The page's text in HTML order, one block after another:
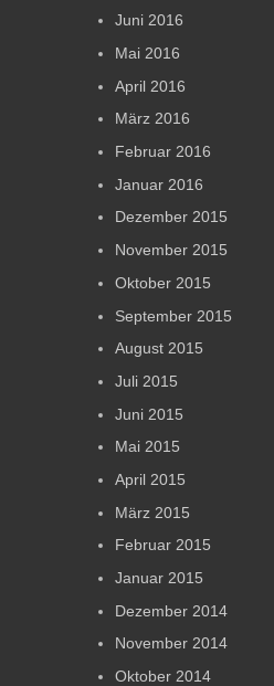
Juni 2016
Mai 2016
April 2016
März 2016
Februar 2016
Januar 2016
Dezember 2015
November 2015
Oktober 2015
September 2015
August 2015
Juli 2015
Juni 2015
Mai 2015
April 2015
März 2015
Februar 2015
Januar 2015
Dezember 2014
November 2014
Oktober 2014